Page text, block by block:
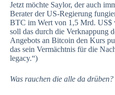
Jetzt möchte Saylor, der auch
Berater der US-Regierung
BTC im Wert von 1,5 Mrd. US$
soll das durch die Verknappung
Angebots an Bitcoin den Kurs
das sein Vermächtnis für die
legacy.“)
Was rauchen die alle da drüben?